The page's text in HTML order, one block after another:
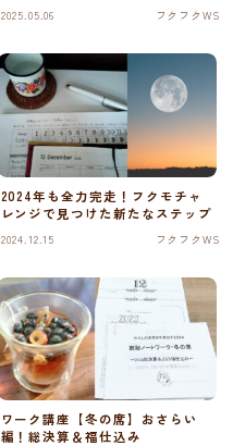
2025.05.06 フクフクWS
2024年も全力完走！フクモチャ
レンジで見つけた新たなステップ
2024.12.15 フクフクWS
ワーク講座【冬の席】おさらい
編！総決算＆福仕込み